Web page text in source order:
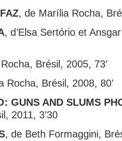
, de Marília Rocha,
, d’Elsa Sertório et
Brésil, 2005, 73’
Rocha, Brésil, 2008, 80’
GUNS AND SLUMS
2011, 3’30
, de Beth Formaggini,